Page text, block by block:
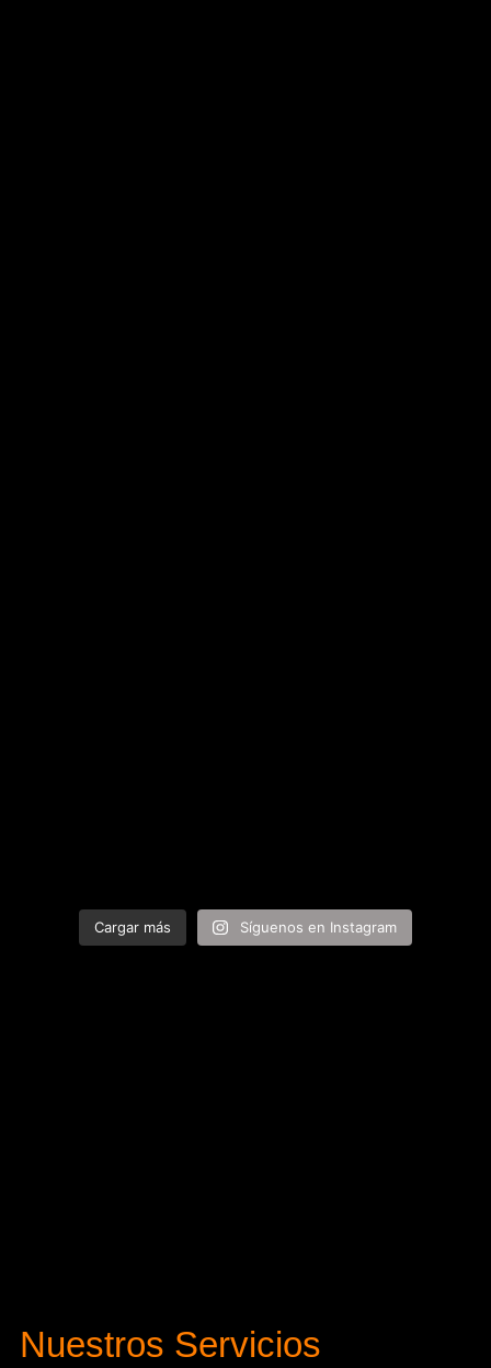
Cargar más Síguenos en Instagram
Nuestros Servicios